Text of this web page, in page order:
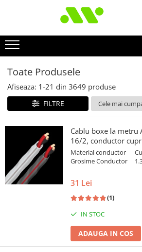
Toate Produsele
Afiseaza: 1-21 din 3649 produse
FILTRE
Cablu boxe la metru
16/2, conductor
Material conductor
Grosime Conductor
31 Lei
(1)
IN STOC
ADAUGA IN COS